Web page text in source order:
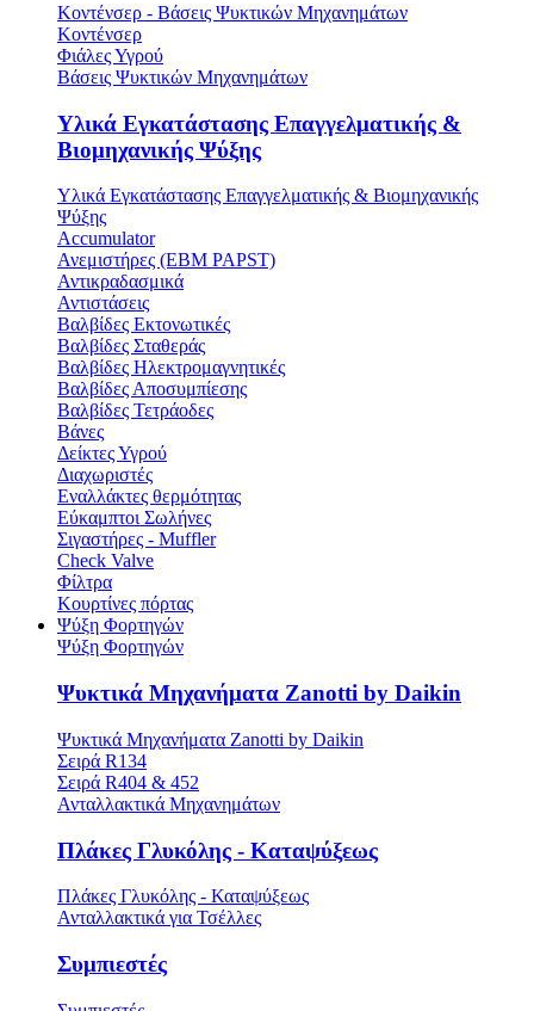
Κοντένσερ - Βάσεις Ψυκτικών Μηχανημάτων
Κοντένσερ
Φιάλες Υγρού
Βάσεις Ψυκτικών Μηχανημάτων
Υλικά Εγκατάστασης Επαγγελματικής &
Βιομηχανικής Ψύξης
Υλικά Εγκατάστασης Επαγγελματικής & Βιομηχανικής
Ψύξης
Accumulator
Ανεμιστήρες (ΕΒΜ PAPST)
Αντικραδασμικά
Αντιστάσεις
Βαλβίδες Εκτονωτικές
Βαλβίδες Σταθεράς
Βαλβίδες Ηλεκτρομαγνητικές
Βαλβίδες Αποσυμπίεσης
Βαλβίδες Τετράοδες
Βάνες
Δείκτες Υγρού
Διαχωριστές
Εναλλάκτες θερμότητας
Εύκαμπτοι Σωλήνες
Σιγαστήρες - Muffler
Check Valve
Φίλτρα
Κουρτίνες πόρτας
Ψύξη Φορτηγών
Ψύξη Φορτηγών
Ψυκτικά Μηχανήματα Zanotti by Daikin
Ψυκτικά Μηχανήματα Zanotti by Daikin
Σειρά R134
Σειρά R404 & 452
Ανταλλακτικά Μηχανημάτων
Πλάκες Γλυκόλης - Καταψύξεως
Πλάκες Γλυκόλης - Καταψύξεως
Ανταλλακτικά για Τσέλλες
Συμπιεστές